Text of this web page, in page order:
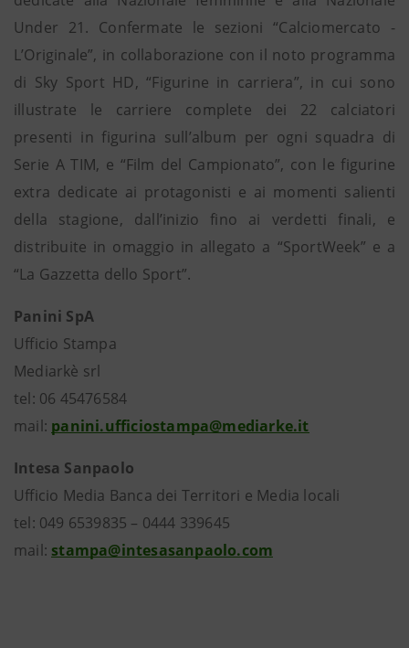
Under 21. Confermate le sezioni “Calciomercato -
L’Originale”, in collaborazione con il noto programma
di Sky Sport HD, “Figurine in carriera”, in cui sono
illustrate le carriere complete dei 22 calciatori
presenti in figurina sull’album per ogni squadra di
Serie A TIM, e “Film del Campionato”, con le figurine
extra dedicate ai protagonisti e ai momenti salienti
della stagione, dall’inizio fino ai verdetti finali, e
distribuite in omaggio in allegato a “SportWeek” e a
“La Gazzetta dello Sport”.
Panini SpA
Ufficio Stampa
Mediarkè srl
tel: 06 45476584
mail: panini.ufficiostampa@mediarke.it
Intesa Sanpaolo
Ufficio Media Banca dei Territori e Media locali
tel: 049 6539835 – 0444 339645
mail: stampa@intesasanpaolo.com